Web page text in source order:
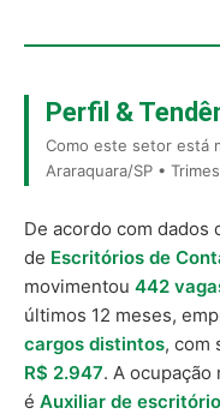
Perfil &
Como este setor está
Araraquara/SP •
De acordo com dados
de Escritórios de
movimentou 442
últimos 12 meses,
cargos distintos, com
R$ 2.947. A ocupação
é Auxiliar de escritório